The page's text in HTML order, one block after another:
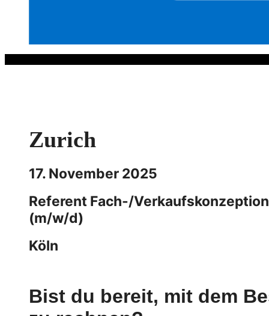
Zurich
17. November 2025
Referent Fach-/
(m/w/d)
Köln
Bist du bereit, mit dem